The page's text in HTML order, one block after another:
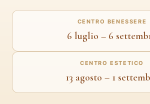
CENTRO BENESSERE
6 luglio – 6
CENTRO ESTETICO
13 agosto – 1